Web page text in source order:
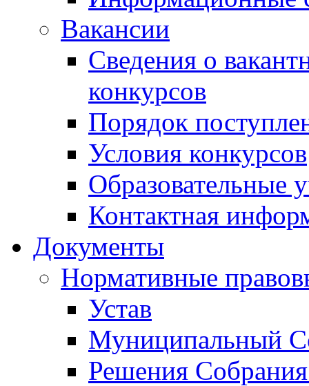
Вакансии
Сведения о
конкурсов
Порядок
Условия конкурсов
Образовательные
Контактная
Документы
Нормативные
Устав
Муниципальный
Решения